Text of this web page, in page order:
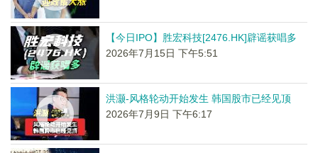
【今日IPO】胜宏科技[2476.HK]辟谣获唱多
2026年7月15日 下午5:51
洪灏-风格轮动开始发生 韩国股市已经见顶
2026年7月9日 下午6:17